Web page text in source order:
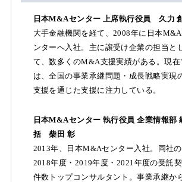
日本M&Aセンター 上席執行役員 久力
大手金融機関を経て、2008年に日本
ンターへ入社。主に譲受け企業の担当と
て、数多くのM&A支援実績がある。現在
は、全国の事業承継問題・成長戦略実現
支援を通じた支援に注力している。
日本M&Aセンター 執行役員 企業情報部
括 柴田 彰
2013年、日本M&Aセンター入社。同社の
2018年度・2019年度・2021年度の受託
件数トップコンサルタント。事業承継か